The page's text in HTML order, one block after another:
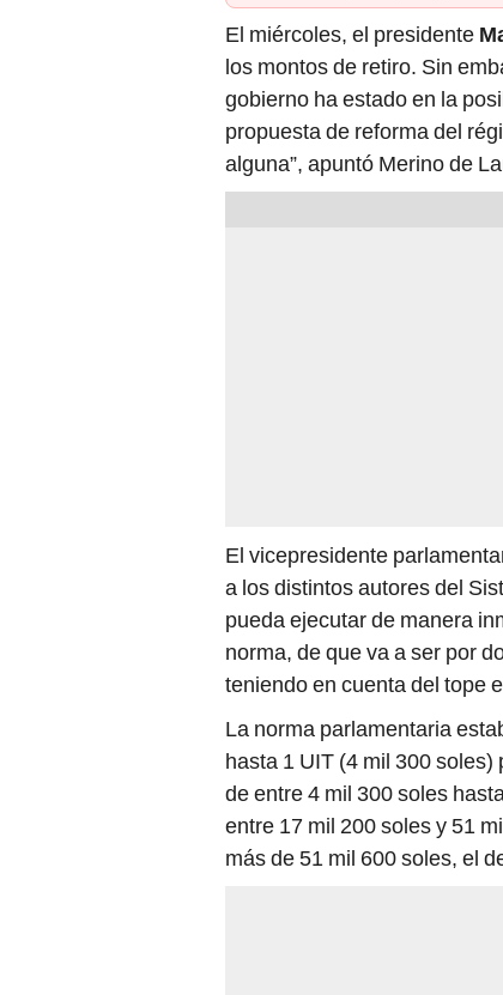
El miércoles, el presidente
los montos de retiro. Sin
gobierno ha estado en la
propuesta de reforma del
alguna”, apuntó Merino de
El vicepresidente
a los distintos autores del
pueda ejecutar de manera
norma, de que va a ser por
teniendo en cuenta del tope
La norma parlamentaria
hasta 1 UIT (4 mil 300
de entre 4 mil 300 soles
entre 17 mil 200 soles y 51
más de 51 mil 600 soles, el